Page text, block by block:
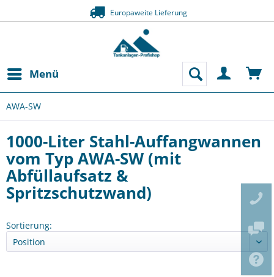
Europaweite Lieferung
Menü
AWA-SW
1000-Liter Stahl-Auffangwannen
vom Typ AWA-SW (mit
Abfüllaufsatz &
Spritzschutzwand)
Sortierung: